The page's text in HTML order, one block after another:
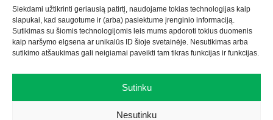
Siekdami užtikrinti geriausią patirtį, naudojame tokias technologijas kaip
slapukai, kad saugotume ir (arba) pasiektume įrenginio informaciją.
Sutikimas su šiomis technologijomis leis mums apdoroti tokius duomenis
kaip naršymo elgsena ar unikalūs ID šioje svetainėje. Nesutikimas arba
sutikimo atšaukimas gali neigiamai paveikti tam tikras funkcijas ir funkcijas.
Sutinku
Nesutinku
TAPTI KLIENTU
PRISIJUNKITE